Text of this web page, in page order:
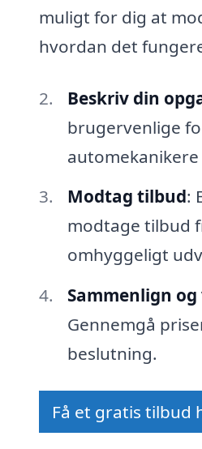
muligt for dig at
hvordan det
Beskriv din
brugervenlige
Modtag tilbud:
modtage tilbud
omhyggeligt
Sammenlign
Gennemgå
beslutning.
Få et gratis tilbud